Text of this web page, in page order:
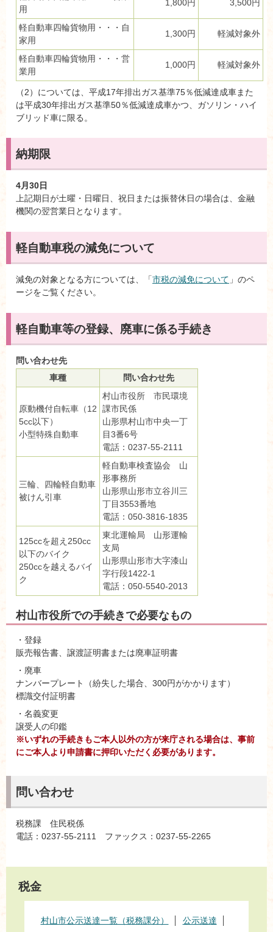
用
1,800円 3,500円
軽自動車四輪貨物用・・・自
家用
1,300円 軽減対象外
軽自動車四輪貨物用・・・営
業用
1,000円 軽減対象外
（2）については、平成17年排出ガス基準75％低減達成車また
は平成30年排出ガス基準50％低減達成車かつ、ガソリン・ハイ
ブリッド車に限る。
納期限
4月30日
上記期日が土曜・日曜日、祝日または振替休日の場合は、金融
機関の翌営業日となります。
軽自動車税の減免について
減免の対象となる方については、「市税の減免について 」のペ
ージをご覧ください。
軽自動車等の登録、廃車に係る手続き
問い合わせ先
車種 問い合わせ先
原動機付自転車（12
5cc以下）
小型特殊自動車
村山市役所 市民環境
課市民係
山形県村山市中央一丁
目3番6号
電話：0237-55-2111
三輪、四輪軽自動車
被けん引車
軽自動車検査協会 山
形事務所
山形県山形市立谷川三
丁目3553番地
電話：050-3816-1835
125ccを超え250cc
以下のバイク
250ccを越えるバイ
ク
東北運輸局 山形運輸
支局
山形県山形市大字漆山
字行段1422-1
電話：050-5540-2013
村山市役所での手続きで必要なもの
・登録
販売報告書、譲渡証明書または廃車証明書
・廃車
ナンバープレート（紛失した場合、300円がかかります）
標識交付証明書
・名義変更
譲受人の印鑑
※いずれの手続きもご本人以外の方が来庁される場合は、事前
にご本人より申請書に押印いただく必要があります。
問い合わせ
税務課 住民税係
電話：0237-55-2111 ファックス：0237-55-2265
税金
村山市公示送達一覧（税務課分） 公示送達